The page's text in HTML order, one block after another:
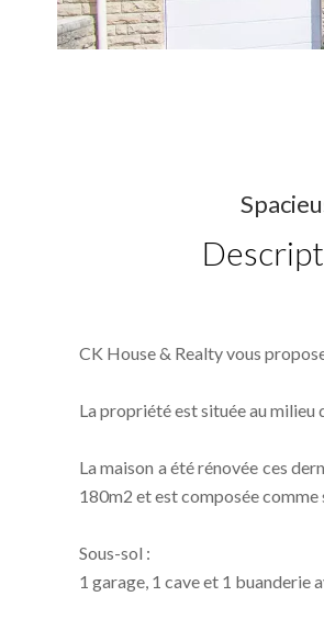
CK House & Realty vous
La propriété est située au
La maison a été rénovée ces
180m2 et est composée comme
Sous-sol :
1 garage, 1 cave et 1 buanderie